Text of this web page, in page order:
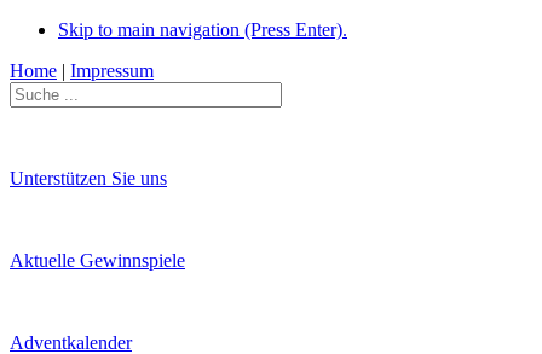
Skip to main navigation (Press Enter).
Home | Impressum
Unterstützen Sie uns
Aktuelle Gewinnspiele
Adventkalender